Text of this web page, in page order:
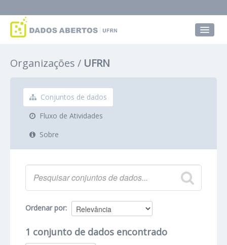
Grupos
Sobre
Organizações UFRN
Conjuntos de dados
Fluxo de Atividades
Sobre
Ordenar por
1 conjunto de dados encontrado